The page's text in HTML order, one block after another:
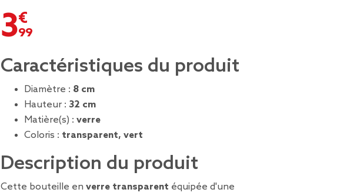
3,99 €
Caractéristiques du produit
Diamètre : 8 cm
Hauteur : 32 cm
Matière(s) : verre
Coloris : transparent, vert
Description du produit
Cette bouteille en verre transparent équipée d'une